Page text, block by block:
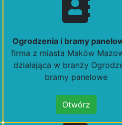
Ogrodzenia i bramy
firma z miasta Maków
działająca w branży
bramy panelowe
Otwórz